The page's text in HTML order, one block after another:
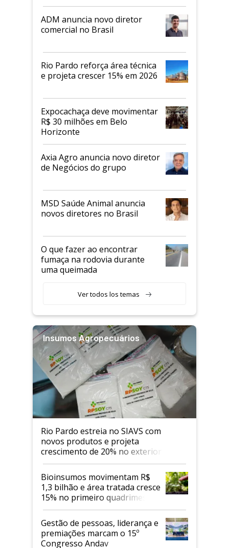
ADM anuncia novo diretor
comercial no Brasil
Rio Pardo reforça área técnica
e projeta crescer 15% em 2026
Expocachaça deve movimentar
R$ 30 milhões em Belo
Horizonte
Axia Agro anuncia novo diretor
de Negócios do grupo
MSD Saúde Animal anuncia
novos diretores no Brasil
O que fazer ao encontrar
fumaça na rodovia durante
uma queimada
Ver todos los temas
Insumos Agropecuários
Rio Pardo estreia no SIAVS com
novos produtos e projeta
crescimento de 20% no exterior
Bioinsumos movimentam R$
1,3 bilhão e área tratada cresce
15% no primeiro quadrimestre
de 2026
Gestão de pessoas, liderança e
premiações marcam o 15º
Congresso Andav